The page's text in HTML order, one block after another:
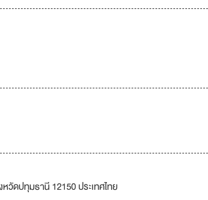
วัดปทุมธานี 12150 ประเทศไทย